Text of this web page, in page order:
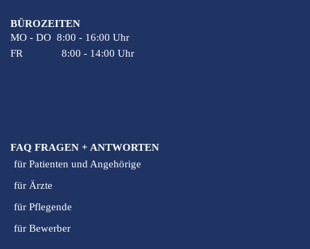
BÜROZEITEN
MO - DO 8:00 - 16:00 Uhr
FR 8:00 - 14:00 Uhr
FAQ FRAGEN + ANTWORTEN
für Patienten und Angehörige
für Ärzte
für Pflegende
für Bewerber